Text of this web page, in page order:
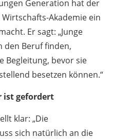
Generation hat der
Akademie ein
Er sagt: „Junge
den Beruf finden,
Begleitung, bevor sie
besetzen können.“
ist gefordert
klar: „Die
sich natürlich an die